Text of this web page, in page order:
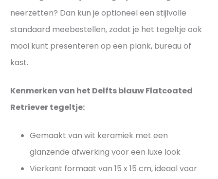
t
i
v
t
j
e
neerzetten? Dan kun je optioneel een stijlvolle
standaard meebestellen, zodat je het tegeltje ook
mooi kunt presenteren op een plank, bureau of
kast.
Kenmerken van het Delfts blauw Flatcoated
Retriever tegeltje:
Gemaakt van wit keramiek met een
glanzende afwerking voor een luxe look
Vierkant formaat van 15 x 15 cm, ideaal voor